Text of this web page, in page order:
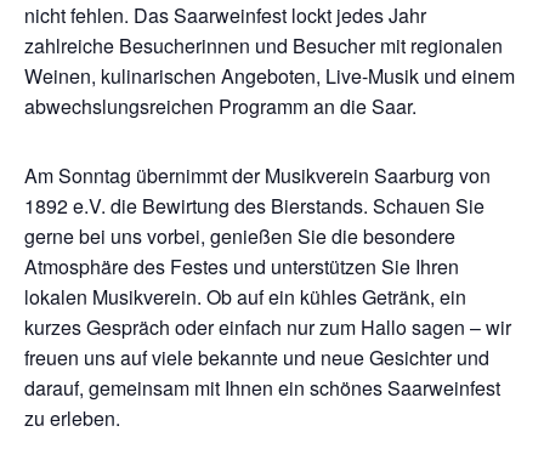
nicht fehlen. Das Saarweinfest lockt jedes Jahr
zahlreiche Besucherinnen und Besucher mit regionalen
Weinen, kulinarischen Angeboten, Live-Musik und einem
abwechslungsreichen Programm an die Saar.
Am Sonntag übernimmt der Musikverein Saarburg von
1892 e.V. die Bewirtung des Bierstands. Schauen Sie
gerne bei uns vorbei, genießen Sie die besondere
Atmosphäre des Festes und unterstützen Sie Ihren
lokalen Musikverein. Ob auf ein kühles Getränk, ein
kurzes Gespräch oder einfach nur zum Hallo sagen – wir
freuen uns auf viele bekannte und neue Gesichter und
darauf, gemeinsam mit Ihnen ein schönes Saarweinfest
zu erleben.